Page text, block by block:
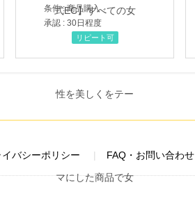
条件 : 商品購入
承認 : 30日程度
リピート可
イバシーポリシー FAQ・お問い合わせ